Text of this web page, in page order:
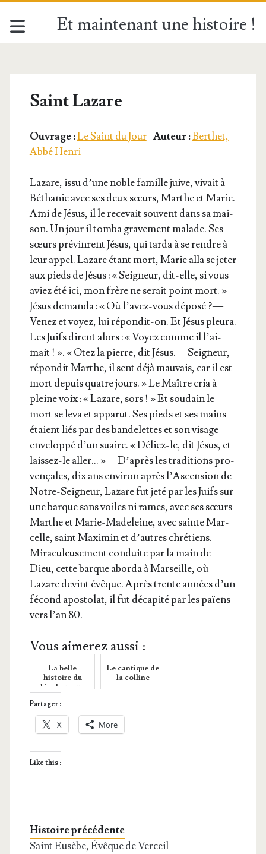
Et maintenant une histoire !
Saint Lazare
Ouvrage :Le Saint du Jour| Auteur :Berthet,
Abbé Henri
Lazare, issu d’une noble famille juive, vivait à
Bétha­nie avec ses deux sœurs, Marthe et Marie.
Ami de Jésus, il le rece­vait sou­vent dans sa mai­
son. Un jour il tom­ba gra­ve­ment malade. Ses
sœurs pré­vinrent Jésus, qui tar­da à se rendre à
leur appel. Lazare étant mort, Marie alla se jeter
aux pieds de Jésus : « Sei­gneur, dit-elle, si vous
aviez été ici, mon frère ne serait point mort. »
Jésus deman­da : « Où l’a­vez-vous dépo­sé ? —
Venez et voyez, lui répon­dit-on. Et Jésus pleu­ra.
Les Juifs dirent alors : « Voyez comme il l’ai­
mait ! ». « Otez la pierre, dit Jésus. — Sei­gneur,
répon­dit Marthe, il sent déjà mau­vais, car il est
mort depuis quatre jours. » Le Maître cria à
pleine voix : « Lazare, sors ! » Et sou­dain le
mort se leva et appa­rut. Ses pieds et ses mains
étaient liés par des ban­de­lettes et son visage
enve­lop­pé d’un suaire. « Déliez-le, dit Jésus, et
lais­sez-le aller… » — D’a­près les tra­di­tions pro­
ven­çales, dix ans envi­ron après l’As­cen­sion de
Notre-Sei­gneur, Lazare fut jeté par les Juifs sur
une barque sans voiles ni rames, avec ses sœurs
Marthe et Marie-Made­leine, avec sainte Mar­
celle, saint Maxi­min et d’autres chré­tiens.
Mira­cu­leu­se­ment conduite par la main de
Dieu, cette barque abor­da à Mar­seille, où
Lazare devint évêque. Après trente années d’un
fécond apos­to­lat, il fut déca­pi­té par les païens
vers l’an 80.
Vous aimerez aussi :
La belle
histoire du
bienheureux
de Mazenod
Le cantique de
la colline
Partager :
X More
Like this :
Histoire précédente
Saint Eusèbe, Évêque de Verceil